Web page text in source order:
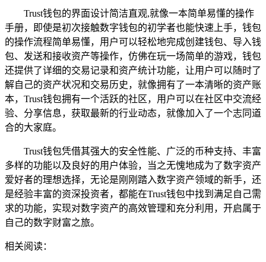
Trust钱包的界面设计简洁直观,就像一本简单易懂的操作
手册，即使是初次接触数字钱包的初学者也能快速上手，钱包
的操作流程简单易懂，用户可以轻松地完成创建钱包、导入钱
包、发送和接收资产等操作，仿佛在玩一场简单的游戏，钱包
还提供了详细的交易记录和资产统计功能，让用户可以随时了
解自己的资产状况和交易历史，就像拥有了一本清晰的资产账
本，Trust钱包拥有一个活跃的社区，用户可以在社区中交流经
验、分享信息，获取最新的行业动态，就像加入了一个志同道
合的大家庭。
Trust钱包凭借其强大的安全性能、广泛的币种支持、丰富
多样的功能以及良好的用户体验，当之无愧地成为了数字资产
爱好者的理想选择，无论是刚刚踏入数字资产领域的新手，还
是经验丰富的资深投资者，都能在Trust钱包中找到满足自己需
求的功能，实现对数字资产的高效管理和充分利用，开启属于
自己的数字财富之旅。
相关阅读：